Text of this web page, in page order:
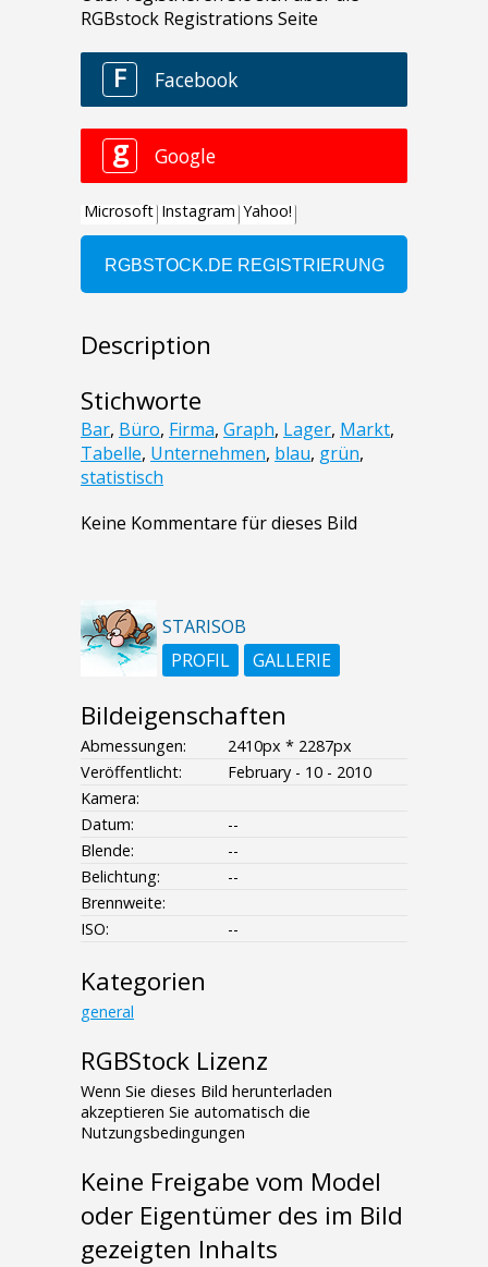
Description
Stichworte
Bar, Büro, Firma, Graph, Lager, Markt,
Tabelle, Unternehmen, blau, grün,
statistisch
Keine Kommentare für dieses Bild
STARISOB
PROFIL
GALLERIE
Bildeigenschaften
Abmessungen:
2410px * 2287px
Veröffentlicht:
February - 10 - 2010
Kamera:
Datum:
--
Blende:
--
Belichtung:
--
Brennweite:
ISO:
--
Kategorien
general
RGBStock Lizenz
Wenn Sie dieses Bild herunterladen
akzeptieren Sie automatisch die
Nutzungsbedingungen
Keine Freigabe vom Model
oder Eigentümer des im Bild
gezeigten Inhalts